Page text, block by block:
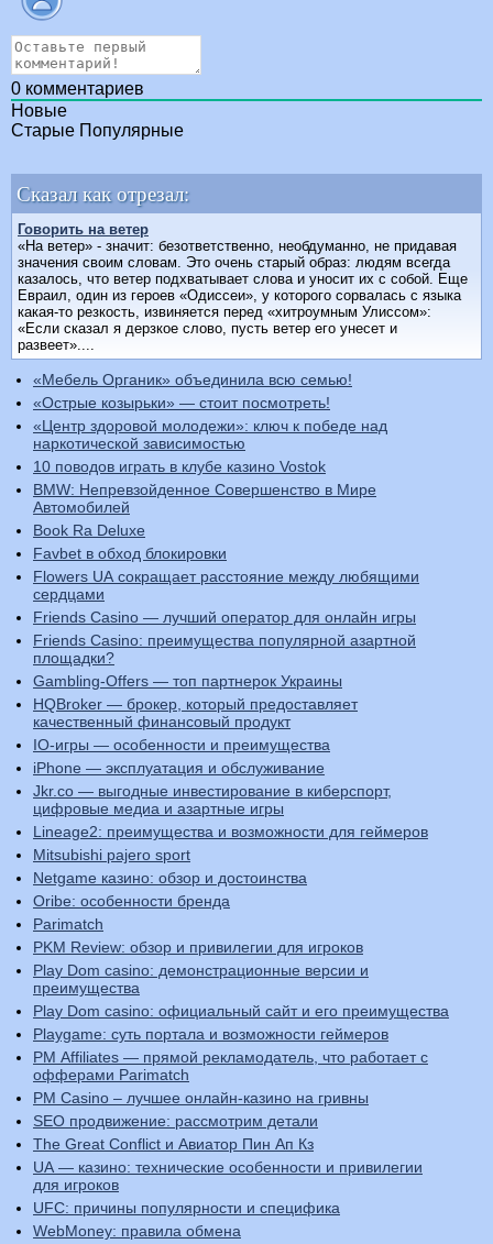
0 комментариев
Новые
Старые Популярные
Сказал как отрезал:
Говорить на ветер
«На ветер» - значит: безответственно, необдуманно, не придавая
значения своим словам. Это очень старый образ: людям всегда
казалось, что ветер подхватывает слова и уносит их с собой. Еще
Евраил, один из героев «Одиссеи», у которого сорвалась с языка
какая-то резкость, извиняется перед «хитроумным Улиссом»:
«Если сказал я дерзкое слово, пусть ветер его унесет и
развеет»....
«Мебель Органик» объединила всю семью!
«Острые козырьки» — стоит посмотреть!
«Центр здоровой молодежи»: ключ к победе над
наркотической зависимостью
10 поводов играть в клубе казино Vostok
BMW: Непревзойденное Совершенство в Мире
Автомобилей
Book Ra Deluxe
Favbet в обход блокировки
Flowers UA сокращает расстояние между любящими
сердцами
Friends Casino — лучший оператор для онлайн игры
Friends Casino: преимущества популярной азартной
площадки?
Gambling-Offers — топ партнерок Украины
HQBroker — брокер, который предоставляет
качественный финансовый продукт
IO-игры — особенности и преимущества
iPhone — эксплуатация и обслуживание
Jkr.co — выгодные инвестирование в киберспорт,
цифровые медиа и азартные игры
Lineage2: преимущества и возможности для геймеров
Mitsubishi pajero sport
Netgame казино: обзор и достоинства
Oribe: особенности бренда
Parimatch
PKM Review: обзор и привилегии для игроков
Play Dom casino: демонстрационные версии и
преимущества
Play Dom casino: официальный сайт и его преимущества
Playgame: суть портала и возможности геймеров
PM Affiliates — прямой рекламодатель, что работает с
офферами Parimatch
PM Casino – лучшее онлайн-казино на гривны
SEO продвижение: рассмотрим детали
The Great Conflict и Авиатор Пин Ап Кз
UA — казино: технические особенности и привилегии
для игроков
UFC: причины популярности и специфика
WebMoney: правила обмена